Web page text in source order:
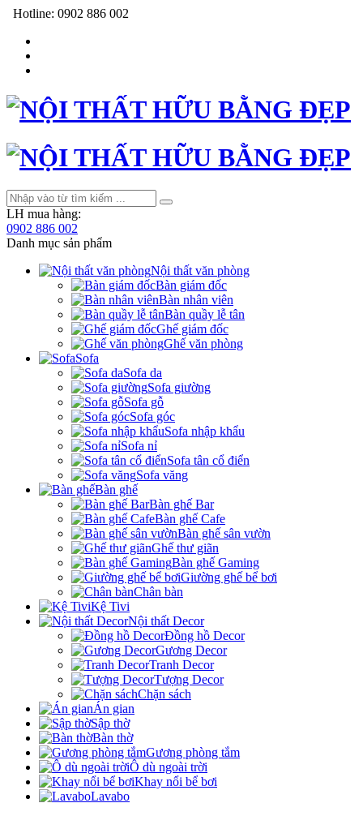
Hotline: 0902 886 002
LH mua hàng:
0902 886 002
Danh mục sản phẩm
Nội thất văn phòng
Bàn giám đốc
Bàn nhân viên
Bàn quầy lễ tân
Ghế giám đốc
Ghế văn phòng
Sofa
Sofa da
Sofa giường
Sofa gỗ
Sofa góc
Sofa nhập khẩu
Sofa nỉ
Sofa tân cổ điển
Sofa văng
Bàn ghế
Bàn ghế Bar
Bàn ghế Cafe
Bàn ghế sân vườn
Ghế thư giãn
Bàn ghế Gaming
Giường ghế bể bơi
Chân bàn
Kệ Tivi
Nội thất Decor
Đồng hồ Decor
Gương Decor
Tranh Decor
Tượng Decor
Chặn sách
Án gian
Sập thờ
Bàn thờ
Gương phòng tắm
Ô dù ngoài trời
Khay nổi bể bơi
Lavabo